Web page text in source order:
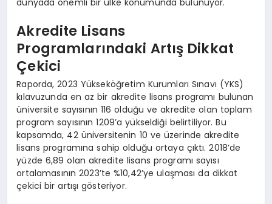
Akredite Lisans
Programlarındaki Artış Dikkat
Çekici
Raporda, 2023 Yükseköğretim Kurumları Sınavı (YKS)
kılavuzunda en az bir akredite lisans programı bulunan
üniversite sayısının 116 olduğu ve akredite olan toplam
program sayısının 1209’a yükseldiği belirtiliyor. Bu
kapsamda, 42 üniversitenin 10 ve üzerinde akredite
lisans programına sahip olduğu ortaya çıktı. 2018’de
yüzde 6,89 olan akredite lisans programı sayısı
ortalamasının 2023’te %10,42’ye ulaşması da dikkat
çekici bir artışı gösteriyor.